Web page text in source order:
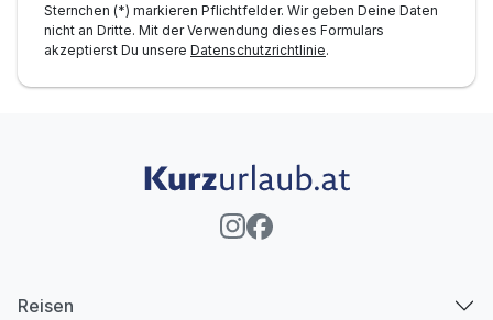
Sternchen (*) markieren Pflichtfelder. Wir geben Deine Daten
nicht an Dritte. Mit der Verwendung dieses Formulars
akzeptierst Du unsere Datenschutzrichtlinie.
Reisen